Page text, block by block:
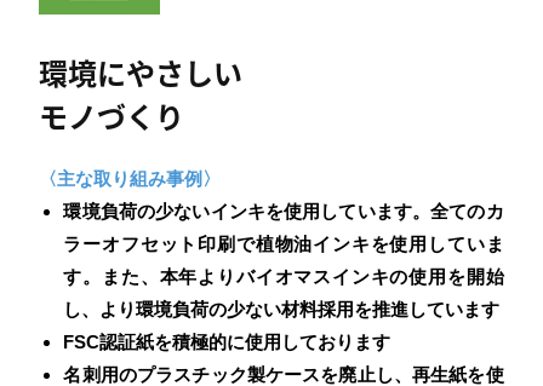
環境にやさしい
モノづくり
〈主な取り組み事例〉
環境負荷の少ないインキを使用しています。全てのカ
ラーオフセット印刷で植物油インキを使用していま
す。また、本年よりバイオマスインキの使用を開始
し、より環境負荷の少ない材料採用を推進しています
FSC認証紙を積極的に使用しております
名刺用のプラスチック製ケースを廃止し、再生紙を使